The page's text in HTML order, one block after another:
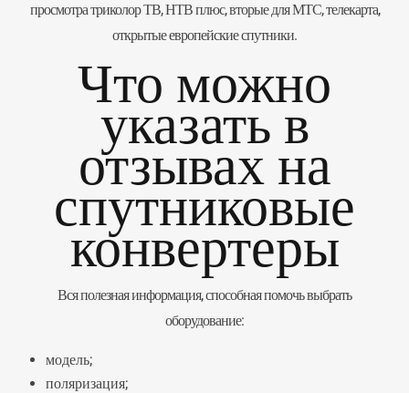
просмотра триколор ТВ, НТВ плюс, вторые для МТС, телекарта,
открытые европейские спутники.
Что можно
указать в
отзывах на
спутниковые
конвертеры
Вся полезная информация, способная помочь выбрать
оборудование:
модель;
поляризация;